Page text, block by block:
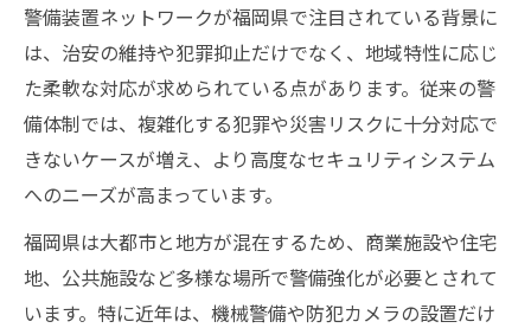
果
警備装置ネットワークの選び方と活用のコ
ツ
警備強化に欠かせない最新システムの連携
方法
術
警備業界が注目するシステムの導入メリッ
警備装置ネットワークが福岡県で注目されている背景に
は、治安の維持や犯罪抑止だけでなく、地域特性に応じ
た柔軟な対応が求められている点があります。従来の警
備体制では、複雑化する犯罪や災害リスクに十分対応で
きないケースが増え、より高度なセキュリティシステム
へのニーズが高まっています。
福岡県は大都市と地方が混在するため、商業施設や住宅
地、公共施設など多様な場所で警備強化が必要とされて
います。特に近年は、機械警備や防犯カメラの設置だけ